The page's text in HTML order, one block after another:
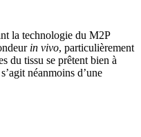
la technologie du M2P
in vivo, particulièrement
du tissu se prêtent bien à
néanmoins d’une